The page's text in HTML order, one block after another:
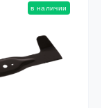
в наличии